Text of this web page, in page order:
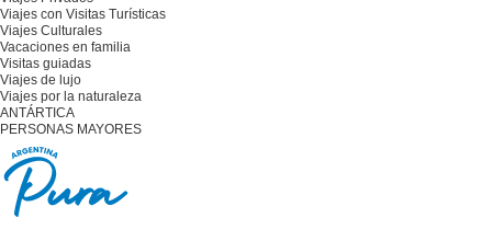
Viajes con Visitas Turísticas
Viajes Culturales
Vacaciones en familia
Visitas guiadas
Viajes de lujo
Viajes por la naturaleza
ANTÁRTICA
PERSONAS MAYORES